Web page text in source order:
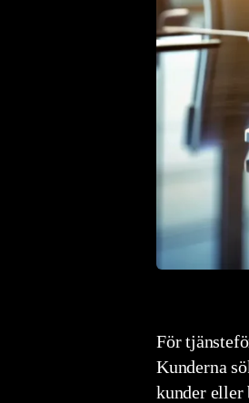
För
Kunderna
kunder eller